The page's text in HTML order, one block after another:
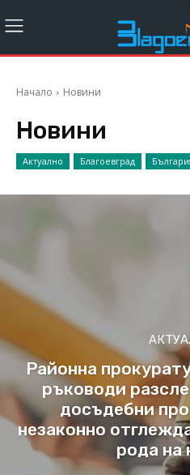
Начало Новини
Новини
Актуално Благоевград
Районна
ръководи
досъдебни
незаконно
рода на